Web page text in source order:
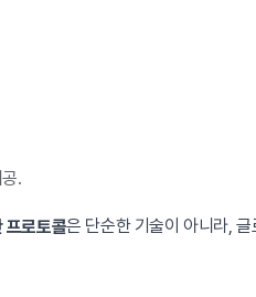
.
프로토콜은 단순한 기술이 아니라, 글